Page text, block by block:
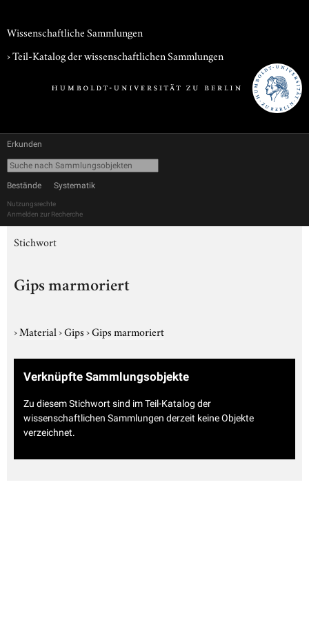
Wissenschaftliche Sammlungen
› Teil-Katalog der wissenschaftlichen Sammlungen
Erkunden
Bestände Systematik
Nutzungsrechte
Anmelden zur Recherche
Stichwort
Gips marmoriert
›Material›Gips›Gips marmoriert
Verknüpfte Sammlungsobjekte
Zu diesem Stichwort sind im Teil-Katalog der
wissenschaftlichen Sammlungen derzeit keine Objekte
verzeichnet.